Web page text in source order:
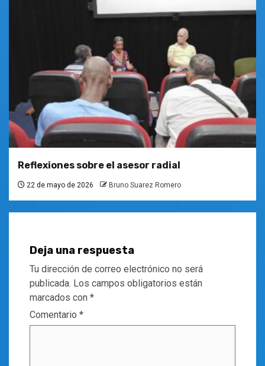
Reflexiones sobre el asesor radial
22 de mayo de 2026 Bruno Suarez Romero
Deja una respuesta
Tu dirección de correo electrónico no será
publicada. Los campos obligatorios están
marcados con *
Comentario *